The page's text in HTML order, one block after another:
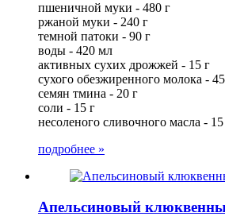
пшеничной муки - 480 г
ржаной муки - 240 г
темной патоки - 90 г
воды - 420 мл
активных сухих дрожжей - 15 г
сухого обезжиренного молока -
семян тмина - 20 г
соли - 15 г
несоленого сливочного масла - 15
подробнее »
Апельсиновый